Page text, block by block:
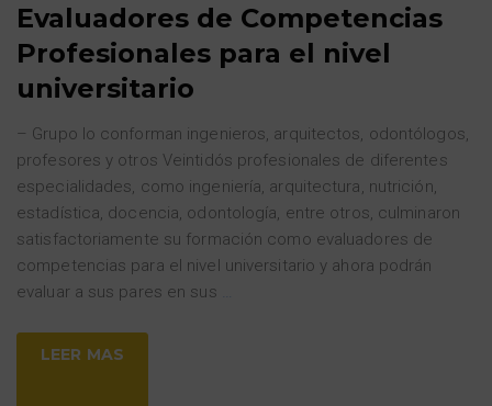
Evaluadores de Competencias
Profesionales para el nivel
universitario
– Grupo lo conforman ingenieros, arquitectos, odontólogos,
profesores y otros Veintidós profesionales de diferentes
especialidades, como ingeniería, arquitectura, nutrición,
estadística, docencia, odontología, entre otros, culminaron
satisfactoriamente su formación como evaluadores de
competencias para el nivel universitario y ahora podrán
evaluar a sus pares en sus
LEER MAS